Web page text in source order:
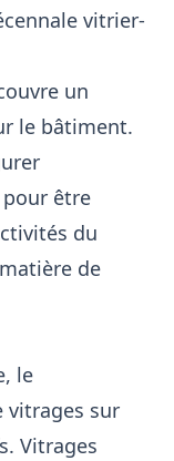
vitrier-
un
le bâtiment.
être
du
de
le
vitrages sur
Vitrages